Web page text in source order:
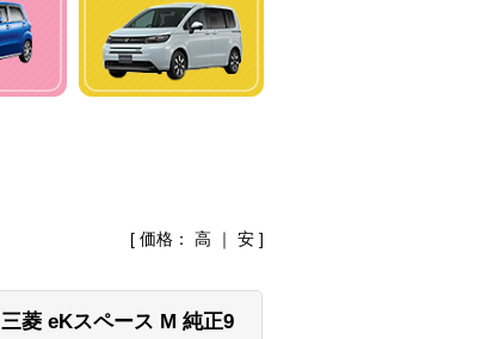
[ 価格： 高 ｜ 安 ]
三菱 eKスペース M 純正9